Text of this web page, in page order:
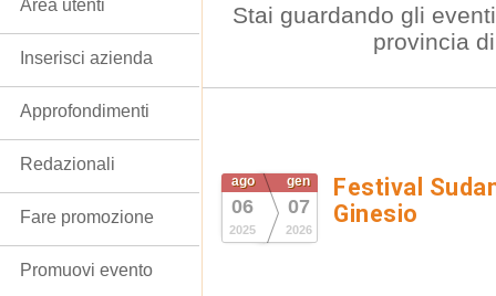
Stai guardando gli
provincia
ago
06
2025
gen
07
2026
Festival
Ginesio
Area utenti
Inserisci azienda
Approfondimenti
Redazionali
Fare promozione
Promuovi evento